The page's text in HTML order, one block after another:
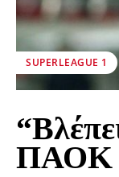
SUPERLEAGUE 1
ΠΑΟΚ